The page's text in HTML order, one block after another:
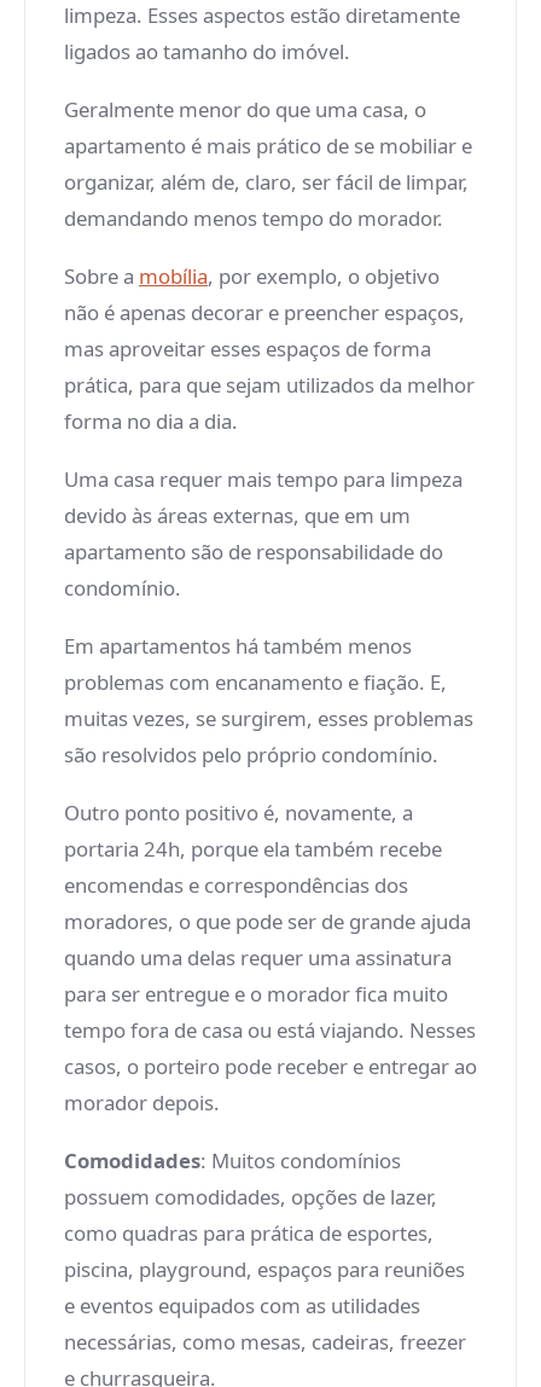
limpeza. Esses aspectos estão diretamente
ligados ao tamanho do imóvel.
Geralmente menor do que uma casa, o
apartamento é mais prático de se mobiliar e
organizar, além de, claro, ser fácil de limpar,
demandando menos tempo do morador.
Sobre a mobília, por exemplo, o objetivo
não é apenas decorar e preencher espaços,
mas aproveitar esses espaços de forma
prática, para que sejam utilizados da melhor
forma no dia a dia.
Uma casa requer mais tempo para limpeza
devido às áreas externas, que em um
apartamento são de responsabilidade do
condomínio.
Em apartamentos há também menos
problemas com encanamento e fiação. E,
muitas vezes, se surgirem, esses problemas
são resolvidos pelo próprio condomínio.
Outro ponto positivo é, novamente, a
portaria 24h, porque ela também recebe
encomendas e correspondências dos
moradores, o que pode ser de grande ajuda
quando uma delas requer uma assinatura
para ser entregue e o morador fica muito
tempo fora de casa ou está viajando. Nesses
casos, o porteiro pode receber e entregar ao
morador depois.
Comodidades: Muitos condomínios
possuem comodidades, opções de lazer,
como quadras para prática de esportes,
piscina, playground, espaços para reuniões
e eventos equipados com as utilidades
necessárias, como mesas, cadeiras, freezer
e churrasqueira.